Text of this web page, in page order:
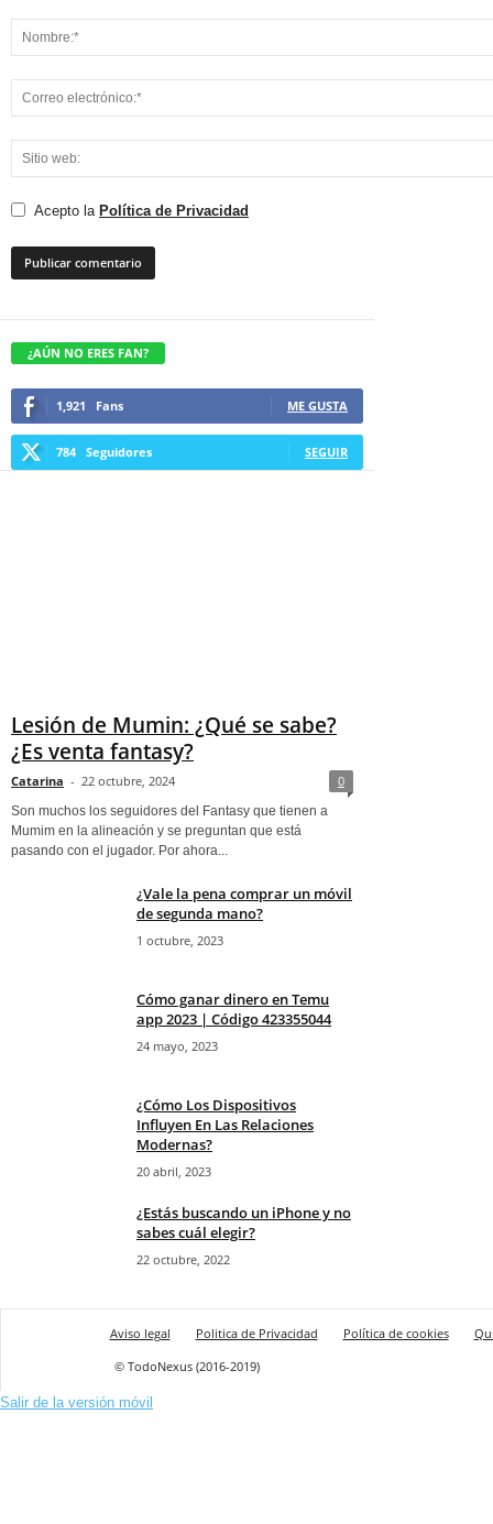
Acepto la Política de Privacidad
¿AÚN NO ERES FAN?
1,921 Fans ME GUSTA
784 Seguidores SEGUIR
Lesión de Mumin: ¿Qué se sabe?
¿Es venta fantasy?
Catarina - 22 octubre, 2024 0
Son muchos los seguidores del Fantasy que tienen a
Mumim en la alineación y se preguntan que está
pasando con el jugador. Por ahora...
¿Vale la pena comprar un móvil
de segunda mano?
1 octubre, 2023
Cómo ganar dinero en Temu
app 2023 | Código 423355044
24 mayo, 2023
¿Cómo Los Dispositivos
Influyen En Las Relaciones
Modernas?
20 abril, 2023
¿Estás buscando un iPhone y no
sabes cuál elegir?
22 octubre, 2022
Aviso legal Politica de Privacidad Política de cookies
© TodoNexus (2016-2019)
Salir de la versión móvil